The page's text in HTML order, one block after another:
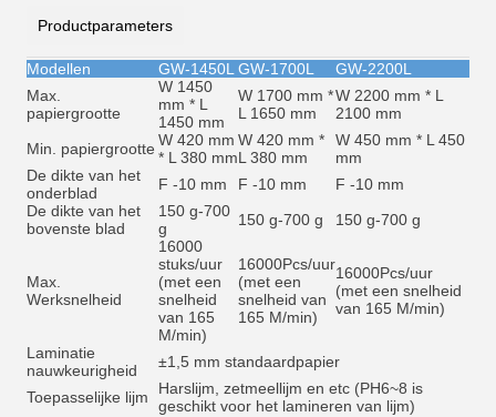
Productparameters
Modellen GW-1450L GW-1700L
GW-2200L
Max.
papiergrootte
W 1450
mm * L
1450 mm
W 1700 mm *
L 1650 mm
W 2200 mm * L
2100 mm
Min. papiergrootte W 420 mm
* L 380 mm
W 420 mm *
L 380 mm
W 450 mm * L 450
mm
De dikte van het
onderblad
F -10 mm F -10 mm
F -10 mm
De dikte van het
bovenste blad
150 g-700
g
150 g-700 g 150 g-700 g
Max.
Werksnelheid
16000
stuks/uur
(met een
snelheid
van 165
M/min)
16000Pcs/uur
(met een
snelheid van
165 M/min)
16000Pcs/uur
(met een snelheid
van 165 M/min)
Laminatie
nauwkeurigheid
±1,5 mm standaardpapier
Toepasselijke lijm
Harslijm, zetmeellijm en etc (PH6~8 is
geschikt voor het lamineren van lijm)